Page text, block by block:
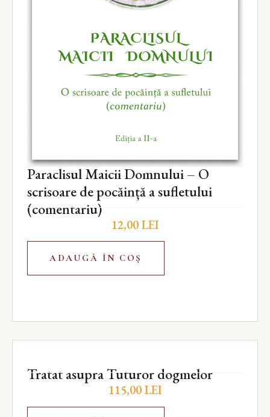
Paraclisul Maicii Domnului – O
scrisoare de pocăință a sufletului
(comentariu)
12,00LEI
ADAUGĂ ÎN COȘ
Tratat asupra Tuturor dogmelor
115,00LEI